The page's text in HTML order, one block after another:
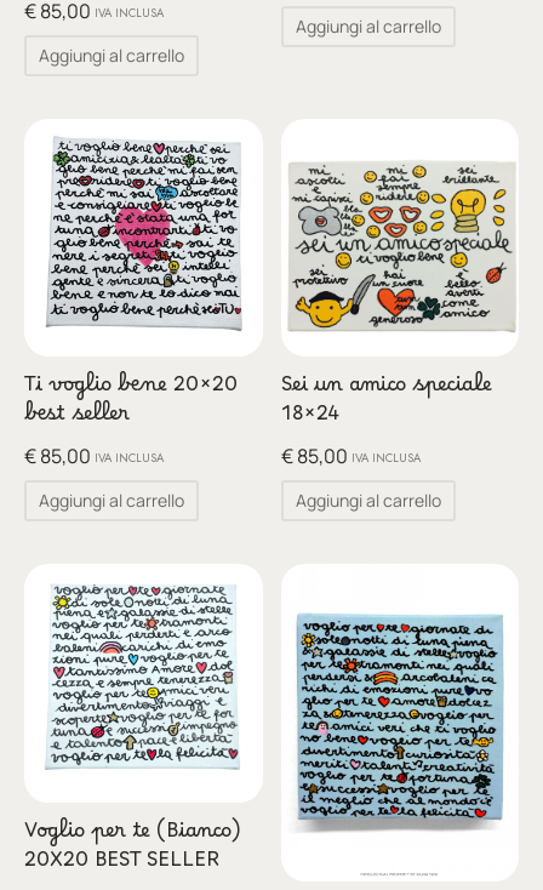
€85,00 IVA INCLUSA
Aggiungi al carrello
Aggiungi al carrello
Ti voglio bene 20×20
best seller
€85,00 IVA INCLUSA
Aggiungi al carrello
Sei un amico speciale
18×24
€85,00 IVA INCLUSA
Aggiungi al carrello
Voglio per te (Bianco)
20X20 BEST SELLER
per Te
pezzi unici
Felici